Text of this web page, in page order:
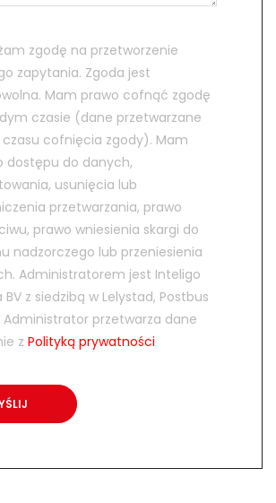
zgodę na przetworzenie
zapytania. Zgoda jest
Mam prawo cofnąć zgodę
czasie (dane przetwarzane
czasu cofnięcia zgody). Mam
dostępu do danych,
usunięcia lub
przetwarzania, prawo
prawo wniesienia skargi do
nadzorczego lub przeniesienia
Administratorem jest Inteligo
BV z siedzibą w Lelystad, Postbus
Administrator przetwarza dane
z Polityką prywatności